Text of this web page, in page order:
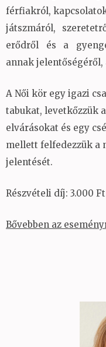
férfiakról,
játszmáról,
erődről és a
annak jelentőségéről,
A Női kör egy igazi
tabukat, levetkőzzük
elvárásokat és egy
mellett felfedezzük a
jelentését.
Részvételi díj: 3.000 Ft
Bővebben az